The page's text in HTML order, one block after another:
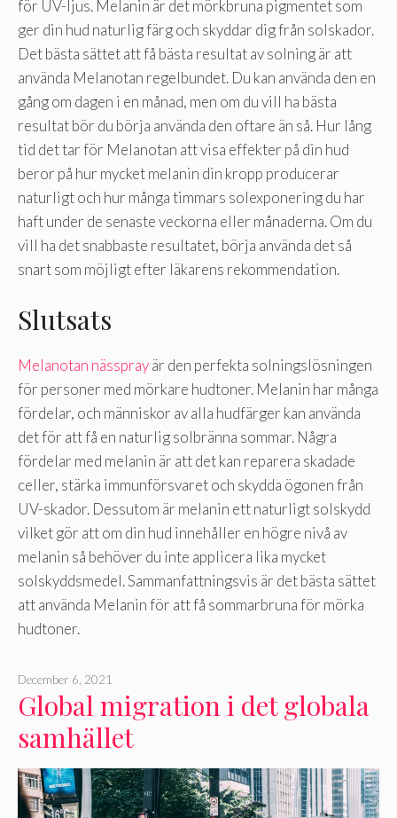
för UV-ljus. Melanin är det mörkbruna pigmentet som
ger din hud naturlig färg och skyddar dig från solskador.
Det bästa sättet att få bästa resultat av solning är att
använda Melanotan regelbundet. Du kan använda den en
gång om dagen i en månad, men om du vill ha bästa
resultat bör du börja använda den oftare än så. Hur lång
tid det tar för Melanotan att visa effekter på din hud
beror på hur mycket melanin din kropp producerar
naturligt och hur många timmars solexponering du har
haft under de senaste veckorna eller månaderna. Om du
vill ha det snabbaste resultatet, börja använda det så
snart som möjligt efter läkarens rekommendation.
Slutsats
Melanotan nässprayär den perfekta solningslösningen
för personer med mörkare hudtoner. Melanin har många
fördelar, och människor av alla hudfärger kan använda
det för att få en naturlig solbränna sommar. Några
fördelar med melanin är att det kan reparera skadade
celler, stärka immunförsvaret och skydda ögonen från
UV-skador. Dessutom är melanin ett naturligt solskydd
vilket gör att om din hud innehåller en högre nivå av
melanin så behöver du inte applicera lika mycket
solskyddsmedel. Sammanfattningsvis är det bästa sättet
att använda Melanin för att få sommarbruna för mörka
hudtoner.
Global migration i det globala
samhället
December 6, 2021